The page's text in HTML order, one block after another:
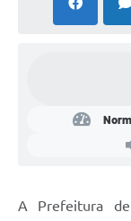
Emprega Barbacena
Carta de Serviços
A Prefeitura